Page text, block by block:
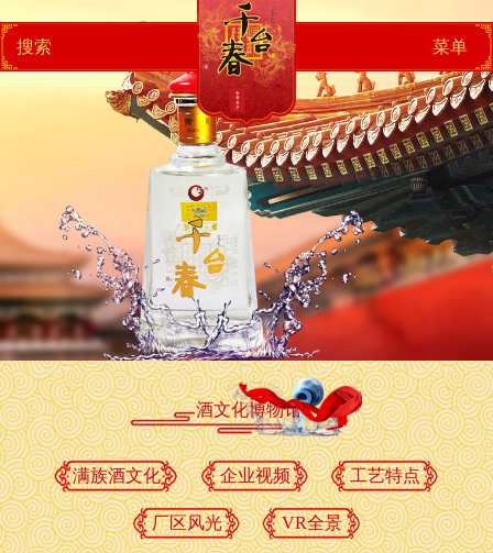
搜索 菜单
酒文化博物馆
满族酒文化 企业视频 工艺特点
厂区风光 VR全景